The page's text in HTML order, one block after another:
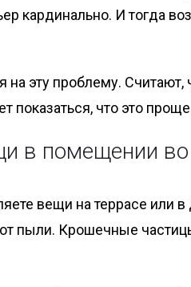
кардинально. И тогда
эту проблему.
что это
в помещении
вещи на террасе или
пыли. Крошечные